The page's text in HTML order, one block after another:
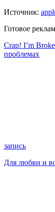
Источник:
Готовое
Crap! I’m
проблемах
запись
Для любви и